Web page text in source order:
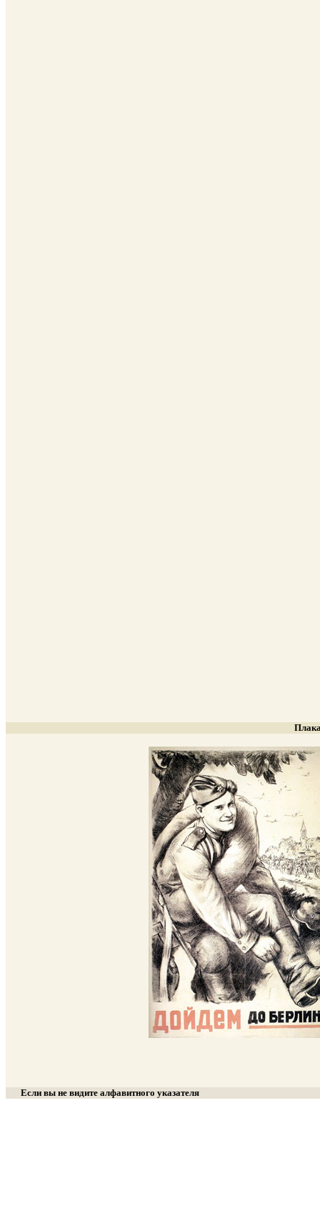
Если вы не видите алфавитного указателя